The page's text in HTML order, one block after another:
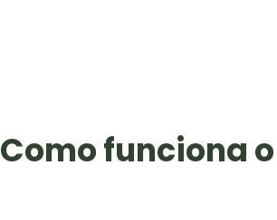
Como funciona